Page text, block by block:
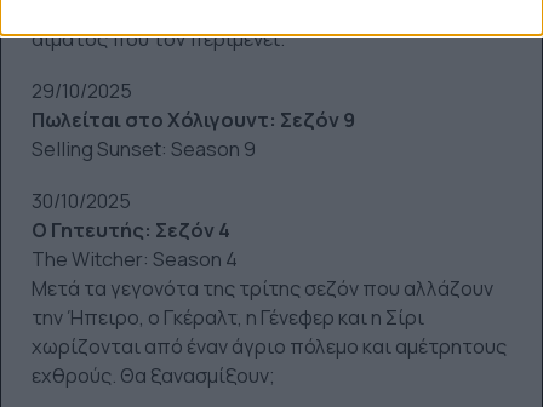
αίματος που τον περιμένει.
29/10/2025
Πωλείται στο Χόλιγουντ: Σεζόν 9
Selling Sunset: Season 9
30/10/2025
Ο Γητευτής: Σεζόν 4
The Witcher: Season 4
Μετά τα γεγονότα της τρίτης σεζόν που αλλάζουν
την Ήπειρο, ο Γκέραλτ, η Γένεφερ και η Σίρι
χωρίζονται από έναν άγριο πόλεμο και αμέτρητους
εχθρούς. Θα ξανασμίξουν;